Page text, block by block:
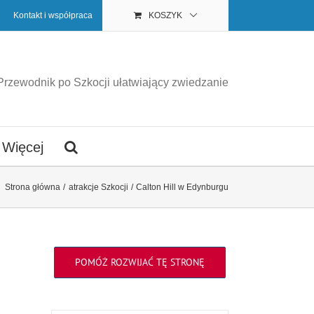
Kontakt i współpraca KOSZYK
po Szkocji ułatwiający zwiedzanie
Więcej
Strona główna atrakcje Szkocji Calton Hill w Edynburgu
POMÓŻ ROZWIJAĆ TĘ STRONĘ